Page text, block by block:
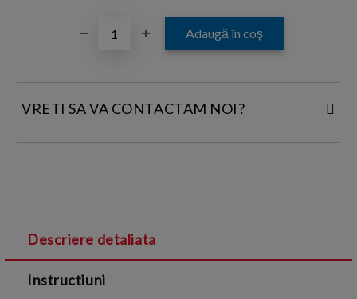
VRETI SA VA CONTACTAM NOI?
Politica de confidentialitate
Descriere detaliata
Instructiuni